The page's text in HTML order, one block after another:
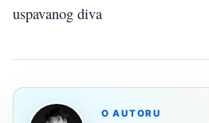
uspavanog diva
O AUTORU